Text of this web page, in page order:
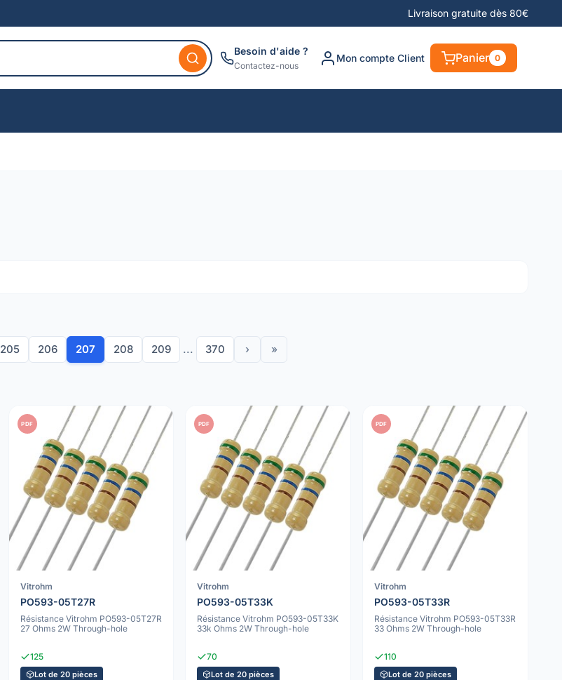
Livraison gratuite dès 80€
Besoin d'aide ?
Contactez-nous
Mon compte Client Panier 0
205 206 207 208 209 ... 370 › »
PDF
Vitrohm
PO593-05T27R
Résistance Vitrohm PO593-05T27R
27 Ohms 2W Through-hole
125
Lot de 20 pièces
PDF
Vitrohm
PO593-05T33K
Résistance Vitrohm PO593-05T33K
33k Ohms 2W Through-hole
70
Lot de 20 pièces
PDF
Vitrohm
PO593-05T33R
Résistance Vitrohm PO593-05T33R
33 Ohms 2W Through-hole
110
Lot de 20 pièces